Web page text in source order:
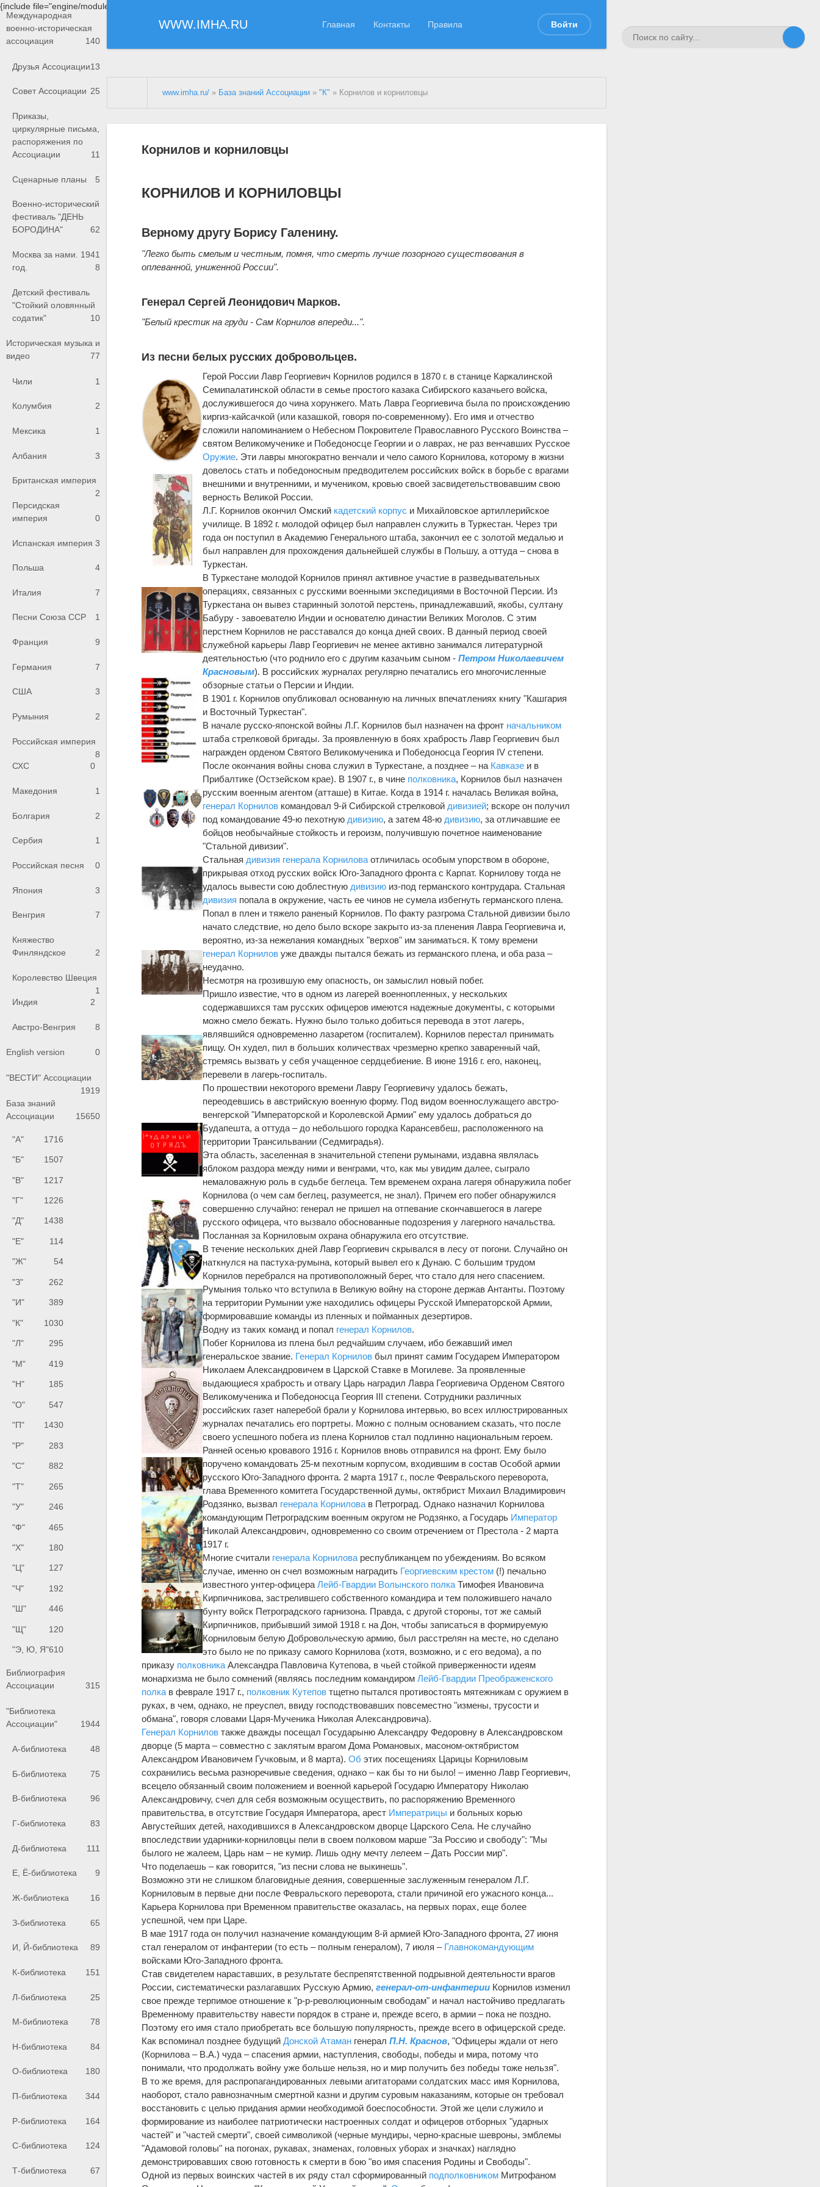
{include file="engine/modules/saperu/head.php"}
WWW.IMHA.RU Главная Контакты Правила Войти
Международная
военно-историческая
ассоциация
140
Друзья Ассоциации13
Совет Ассоциации 25
Приказы,
циркулярные письма,
распоряжения по
Ассоциации
11
Сценарные планы 5
Военно-исторический
фестиваль "ДЕНЬ
БОРОДИНА"
62
Москва за нами. 1941
год.
8
Детский фестиваль
"Стойкий оловянный
содатик"
10
Историческая музыка и
видео
77
Чили 1
Колумбия 2
Мексика 1
Албания 3
Британская империя
2
Персидская
империя
0
Испанская империя 3
Польша 4
Италия 7
Песни Союза ССР 1
Франция 9
Германия 7
США 3
Румыния 2
Российская империя
8
СХС
0
Македония 1
Болгария 2
Сербия 1
Российская песня 0
Япония 3
Венгрия 7
Княжество
Финляндское
2
Королевство Швеция
1
Индия
2
Австро-Венгрия 8
English version 0
"ВЕСТИ" Ассоциации
1919
База знаний
Ассоциации
15650
"А" 1716
"Б" 1507
"В" 1217
"Г" 1226
"Д" 1438
"Е" 114
"Ж" 54
"З" 262
"И" 389
"К" 1030
"Л" 295
"М" 419
"Н" 185
"О" 547
"П" 1430
"Р" 283
"С" 882
"Т" 265
"У" 246
"Ф" 465
"Х" 180
"Ц" 127
"Ч" 192
"Ш" 446
"Щ" 120
"Э, Ю, Я"610
Библиография
Ассоциации
315
"Библиотека
Ассоциации"
1944
А-библиотека 48
Б-библиотека 75
В-библиотека 96
Г-библиотека 83
Д-библиотека 111
Е, Ё-библиотека 9
Ж-библиотека 16
З-библиотека 65
И, Й-библиотека 89
К-библиотека 151
Л-библиотека 25
М-библиотека 78
Н-библиотека 84
О-библиотека 180
П-библиотека 344
Р-библиотека 164
С-библиотека 124
Т-библиотека 67
www.imha.ru/ » База знаний Ассоциации »"К" » Корнилов и корниловцы
Корнилов и корниловцы
КОРНИЛОВ И КОРНИЛОВЦЫ
Верному другу Борису Галенину.
"Легко быть смелым и честным, помня, что смерть лучше позорного существования в
оплеванной, униженной России".
Генерал Сергей Леонидович Марков.
"Белый крестик на груди - Сам Корнилов впереди...".
Из песни белых русских добровольцев.
Герой России Лавр Георгиевич Корнилов родился в 1870 г. в станице Каркалинской
Семипалатинской области в семье простого казака Сибирского казачьего войска,
дослужившегося до чина хорунжего. Мать Лавра Георгиевича была по происхождению
киргиз-кайсачкой (или казашкой, говоря по-современному). Его имя и отчество
сложили напоминанием о Небесном Покровителе Православного Русского Воинства –
святом Великомученике и Победоносце Георгии и о лаврах, не раз венчавших Русское
Оружие. Эти лавры многократно венчали и чело самого Корнилова, которому в жизни
довелось стать и победоносным предводителем российских войск в борьбе с врагами
внешними и внутренними, и мучеником, кровью своей засвидетельствовавшим свою
верность Великой России.
Л.Г. Корнилов окончил Омский кадетский корпус и Михайловское артиллерийское
училище. В 1892 г. молодой офицер был направлен служить в Туркестан. Через три
года он поступил в Академию Генерального штаба, закончил ее с золотой медалью и
был направлен для прохождения дальнейшей службы в Польшу, а оттуда – снова в
Туркестан.
В Туркестане молодой Корнилов принял активное участие в разведывательных
операциях, связанных с русскими военными экспедициями в Восточной Персии. Из
Туркестана он вывез старинный золотой перстень, принадлежавший, якобы, султану
Бабуру - завоевателю Индии и основателю династии Великих Моголов. С этим
перстнем Корнилов не расставался до конца дней своих. В данный период своей
служебной карьеры Лавр Георгиевич не менее активно занимался литературной
деятельностью (что роднило его с другим казачьим сыном -Петром Николаевичем
Красновым). В российских журналах регулярно печатались его многочисленные
обзорные статьи о Персии и Индии.
В 1901 г. Корнилов опубликовал основанную на личных впечатлениях книгу "Кашгария
и Восточный Туркестан".
В начале русско-японской войны Л.Г. Корнилов был назначен на фронт начальником
штаба стрелковой бригады. За проявленную в боях храбрость Лавр Георгиевич был
награжден орденом Святого Великомученика и Победоносца Георгия IV степени.
После окончания войны снова служил в Туркестане, а позднее – на Кавказе и в
Прибалтике (Остзейском крае). В 1907 г., в чине полковника, Корнилов был назначен
русским военным агентом (атташе) в Китае. Когда в 1914 г. началась Великая война,
генерал Корнилов командовал 9-й Сибирской стрелковой дивизией; вскоре он получил
под командование 49-ю пехотную дивизию, а затем 48-ю дивизию, за отличавшие ее
бойцов необычайные стойкость и героизм, получившую почетное наименование
"Стальной дивизии".
Стальная дивизия генерала Корнилова отличилась особым упорством в обороне,
прикрывая отход русских войск Юго-Западного фронта с Карпат. Корнилову тогда не
удалось вывести сою доблестную дивизию из-под германского контрудара. Стальная
дивизия попала в окружение, часть ее чинов не сумела избегнуть германского плена.
Попал в плен и тяжело раненый Корнилов. По факту разгрома Стальной дивизии было
начато следствие, но дело было вскоре закрыто из-за пленения Лавра Георгиевича и,
вероятно, из-за нежелания командных "верхов" им заниматься. К тому времени
генерал Корнилов уже дважды пытался бежать из германского плена, и оба раза –
неудачно.
Несмотря на грозившую ему опасность, он замыслил новый побег.
Пришло известие, что в одном из лагерей военнопленных, у нескольких
содержавшихся там русских офицеров имеются надежные документы, с которыми
можно смело бежать. Нужно было только добиться перевода в этот лагерь,
являвшийся одновременно лазаретом (госпиталем). Корнилов перестал принимать
пищу. Он худел, пил в больших количествах чрезмерно крепко заваренный чай,
стремясь вызвать у себя учащенное сердцебиение. В июне 1916 г. его, наконец,
перевели в лагерь-госпиталь.
По прошествии некоторого времени Лавру Георгиевичу удалось бежать,
переодевшись в австрийскую военную форму. Под видом военнослужащего австро-
венгерской "Императорской и Королевской Армии" ему удалось добраться до
Будапешта, а оттуда – до небольшого городка Карансевбеш, расположенного на
территории Трансильвании (Седмиградья).
Эта область, заселенная в значительной степени румынами, издавна являлась
яблоком раздора между ними и венграми, что, как мы увидим далее, сыграло
немаловажную роль в судьбе беглеца. Тем временем охрана лагеря обнаружила побег
Корнилова (о чем сам беглец, разумеется, не знал). Причем его побег обнаружился
совершенно случайно: генерал не пришел на отпевание скончавшегося в лагере
русского офицера, что вызвало обоснованные подозрения у лагерного начальства.
Посланная за Корниловым охрана обнаружила его отсутствие.
В течение нескольких дней Лавр Георгиевич скрывался в лесу от погони. Случайно он
наткнулся на пастуха-румына, который вывел его к Дунаю. С большим трудом
Корнилов перебрался на противоположный берег, что стало для него спасением.
Румыния только что вступила в Великую войну на стороне держав Антанты. Поэтому
на территории Румынии уже находились офицеры Русской Императорской Армии,
формировавшие команды из пленных и пойманных дезертиров.
Водну из таких команд и попал генерал Корнилов.
Побег Корнилова из плена был редчайшим случаем, ибо бежавший имел
генеральское звание. Генерал Корнилов был принят самим Государем Императором
Николаем Александровичем в Царской Ставке в Могилеве. За проявленные
выдающиеся храбрость и отвагу Царь наградил Лавра Георгиевича Орденом Святого
Великомученика и Победоносца Георгия III степени. Сотрудники различных
российских газет наперебой брали у Корнилова интервью, во всех иллюстрированных
журналах печатались его портреты. Можно с полным основанием сказать, что после
своего успешного побега из плена Корнилов стал подлинно национальным героем.
Ранней осенью кровавого 1916 г. Корнилов вновь отправился на фронт. Ему было
поручено командовать 25-м пехотным корпусом, входившим в состав Особой армии
русского Юго-Западного фронта. 2 марта 1917 г., после Февральского переворота,
глава Временного комитета Государственной думы, октябрист Михаил Владимирович
Родзянко, вызвал генерала Корнилова в Петроград. Однако назначил Корнилова
командующим Петроградским военным округом не Родзянко, а Государь Император
Николай Александрович, одновременно со своим отречением от Престола - 2 марта
1917 г.
Многие считали генерала Корнилова республиканцем по убеждениям. Во всяком
случае, именно он счел возможным наградить Георгиевским крестом (!) печально
известного унтер-офицераЛейб-Гвардии Волынского полка Тимофея Ивановича
Кирпичникова, застрелившего собственного командира и тем положившего начало
бунту войск Петроградского гарнизона. Правда, с другой стороны, тот же самый
Кирпичников, прибывший зимой 1918 г. на Дон, чтобы записаться в формируемую
Корниловым белую Добровольческую армию, был расстрелян на месте, но сделано
это было не по приказу самого Корнилова (хотя, возможно, и с его ведома), а по
приказу полковника Александра Павловича Кутепова, в чьей стойкой приверженности идеям
монархизма не было сомнений (являясь последним командиромЛейб-Гвардии Преображенского
полка в феврале 1917 г., полковник Кутепов тщетно пытался противостоять мятежникам с оружием в
руках, в чем, однако, не преуспел, ввиду господствовавших повсеместно "измены, трусости и
обмана", говоря словами Царя-Мученика Николая Александровича).
Генерал Корнилов также дважды посещал Государыню Александру Федоровну в Александровском
дворце (5 марта – совместно с заклятым врагом Дома Романовых, масоном-октябристом
Александром Ивановичем Гучковым, и 8 марта).Об этих посещениях Царицы Корниловым
сохранились весьма разноречивые сведения, однако – как бы то ни было! – именно Лавр Георгиевич,
всецело обязанный своим положением и военной карьерой Государю Императору Николаю
Александровичу, счел для себя возможным осуществить, по распоряжению Временного
правительства, в отсутствие Государя Императора, арест Императрицы и больных корью
Августейших детей, находившихся в Александровском дворце Царского Села. Не случайно
впоследствии ударники-корниловцы пели в своем полковом марше "За Россию и свободу": "Мы
былого не жалеем, Царь нам – не кумир. Лишь одну мечту лелеем – Дать России мир".
Что поделаешь – как говорится, "из песни слова не выкинешь".
Возможно эти не слишком благовидные деяния, совершенные заслуженным генералом Л.Г.
Корниловым в первые дни после Февральского переворота, стали причиной его ужасного конца...
Карьера Корнилова при Временном правительстве оказалась, на первых порах, еще более
успешной, чем при Царе.
В мае 1917 года он получил назначение командующим 8-й армией Юго-Западного фронта, 27 июня
стал генералом от инфантерии (то есть – полным генералом), 7 июля – Главнокомандующим
войсками Юго-Западного фронта.
Став свидетелем нараставших, в результате беспрепятственной подрывной деятельности врагов
России, систематически разлагавших Русскую Армию,генерал-от-инфантерии Корнилов изменил
свое прежде терпимое отношение к "р-р-революционным свободам" и начал настойчиво предлагать
Временному правительству навести порядок в стране и, прежде всего, в армии – пока не поздно.
Поэтому его имя стало приобретать все большую популярность, прежде всего в офицерской среде.
Как вспоминал позднее будущийДонской Атаман генералП.Н. Краснов, "Офицеры ждали от него
(Корнилова – В.А.) чуда – спасения армии, наступления, свободы, победы и мира, потому что
понимали, что продолжать войну уже больше нельзя, но и мир получить без победы тоже нельзя".
В то же время, для распропагандированных левыми агитаторами солдатских масс имя Корнилова,
наоборот, стало равнозначным смертной казни и другим суровым наказаниям, которые он требовал
восстановить с целью придания армии необходимой боеспособности. Этой же цели служило и
формирование из наиболее патриотически настроенных солдат и офицеров отборных "ударных
частей" и "частей смерти", своей символикой (черные мундиры, черно-красные шевроны, эмблемы
"Адамовой головы" на погонах, рукавах, знаменах, головных уборах и значках) наглядно
демонстрировавших свою готовность к смерти в бою "во имя спасения Родины и Свободы".
Одной из первых воинских частей в их ряду стал сформированный подполковником Митрофаном